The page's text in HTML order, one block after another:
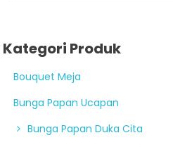
Kategori Produk
Bouquet Meja
Bunga Papan Ucapan
Bunga Papan Duka Cita